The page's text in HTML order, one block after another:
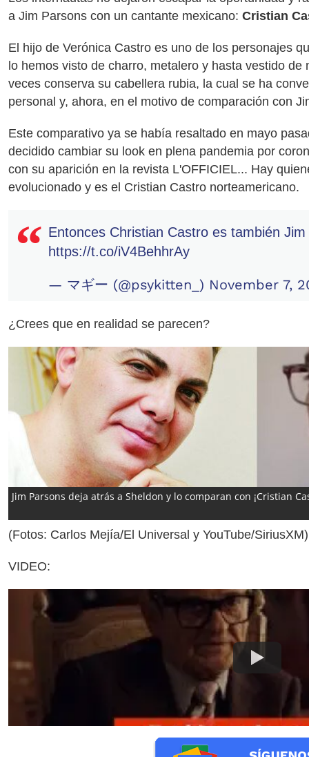
a Jim Parsons con un cantante mexicano: Cristian
El hijo de Verónica Castro es uno de los personajes
lo hemos visto de charro, metalero y hasta vestido
veces conserva su cabellera rubia, la cual se ha
personal y, ahora, en el motivo de comparación con
Este comparativo ya se había resaltado en mayo
decidido cambiar su look en plena pandemia por
con su aparición en la revista L'OFFICIEL... Hay
evolucionado y es el Cristian Castro norteamericano.
Entonces Christian Castro es también
https://t.co/iV4BehhrAy
— マギー (@psykitten_) November 7,
¿Crees que en realidad se parecen?
Jim Parsons deja atrás a Sheldon y lo comparan con ¡Cristian
(Fotos: Carlos Mejía/El Universal y YouTube/SiriusXM)
VIDEO: